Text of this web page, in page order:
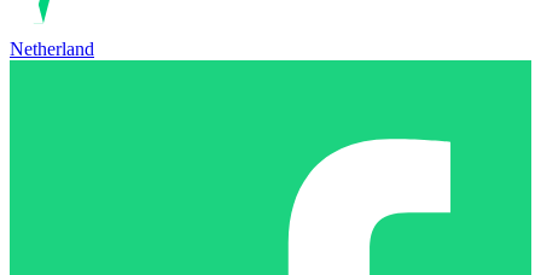
Netherland